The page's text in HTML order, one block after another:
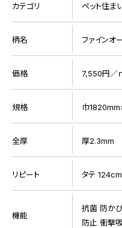
カテゴリ ペット住ま
柄名 ファインオ
価格 7,550円／
規格 巾
全厚 厚2.3mm
リピート タテ
機能
抗菌 防か
防止 衝撃